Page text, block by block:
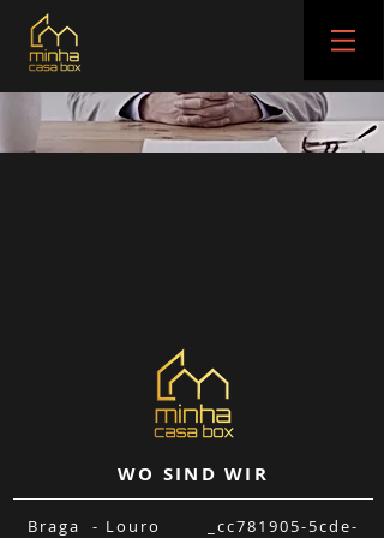
WO SIND WIR
Braga - Louro _cc781905-5cde-